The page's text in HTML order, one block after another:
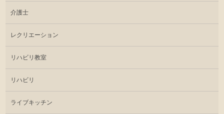
介護士
レクリエーション
リハビリ教室
リハビリ
ライブキッチン